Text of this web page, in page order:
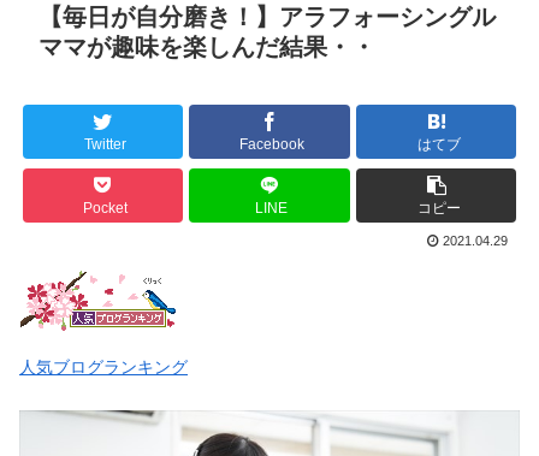
【毎日が自分磨き！】アラフォーシングル
ママが趣味を楽しんだ結果・・
Twitter Facebook はてブ
Pocket LINE コピー
2021.04.29
人気ブログランキング